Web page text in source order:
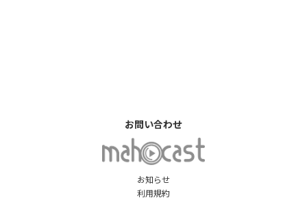
お知らせ
利用規約
お問い合わせ